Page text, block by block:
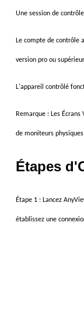
Une session de
Le compte de contrôle
version pro ou
L'appareil contrôlé
Remarque : Les
de moniteurs
Étapes
Étape 1 : Lancez
établissez une